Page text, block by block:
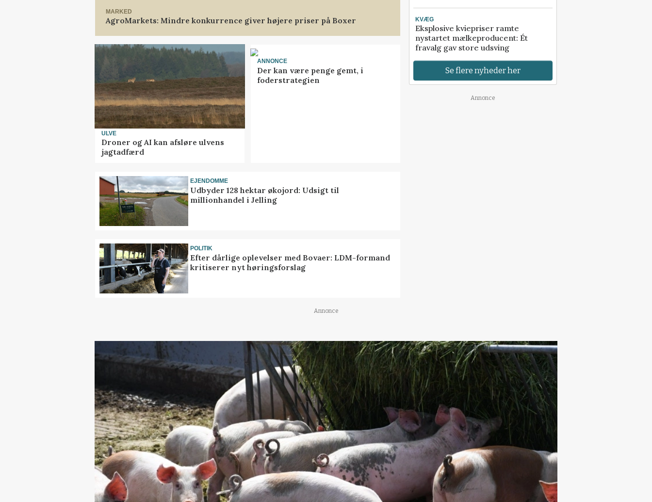
MARKED
AgroMarkets: Mindre konkurrence giver højere priser på Boxer
ULVE
Droner og AI kan afsløre ulvens
jagtadfærd
ANNONCE
Der kan være penge gemt, i
foderstrategien
EJENDOMME
Udbyder 128 hektar økojord: Udsigt til
millionhandel i Jelling
POLITIK
Efter dårlige oplevelser med Bovaer: LDM-formand
kritiserer nyt høringsforslag
KVÆG
Eksplosive kviepriser ramte
nystartet mælkeproducent: Ét
fravalg gav store udsving
Se flere nyheder her
Annonce
Annonce